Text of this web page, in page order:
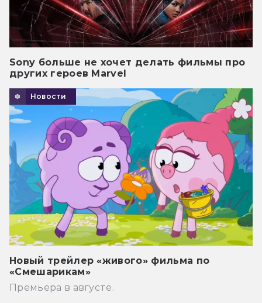
Sony больше не хочет делать фильмы про
других героев Marvel
Новости
Новый трейлер «живого» фильма по
«Смешарикам»
Премьера в августе.